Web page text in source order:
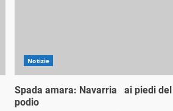
Notizie
Spada amara: Navarria ai piedi del
podio